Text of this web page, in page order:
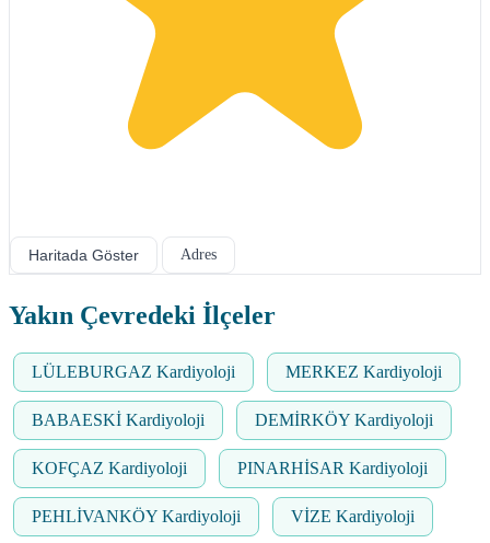
Haritada Göster Adres
Yakın Çevredeki İlçeler
LÜLEBURGAZ Kardiyoloji MERKEZ Kardiyoloji
BABAESKİ Kardiyoloji DEMİRKÖY Kardiyoloji
KOFÇAZ Kardiyoloji PINARHİSAR Kardiyoloji
PEHLİVANKÖY Kardiyoloji VİZE Kardiyoloji